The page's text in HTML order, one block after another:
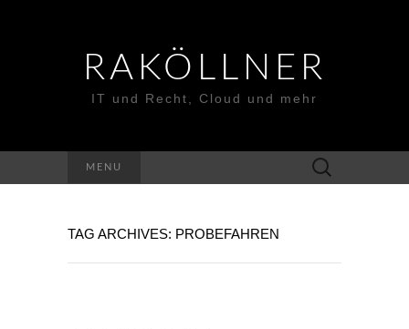
RAKÖLLNER
IT und Recht, Cloud und mehr
MENU
Suchen
nach:
TAG ARCHIVES: PROBEFAHREN